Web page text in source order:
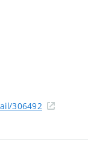
306492